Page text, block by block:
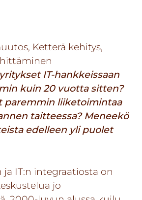
, Ketterä kehitys,
IT-hankkeissaan
kuin 20 vuotta sitten?
paremmin liiketoimintaa
taitteessa? Meneekö
edelleen yli puolet
IT:n integraatiosta on
jo